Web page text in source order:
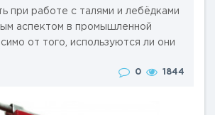
при работе с талями и лебёдками
аспектом в промышленной
от того, используются ли они
на производственных участках,
базой предотвращения
0 1844